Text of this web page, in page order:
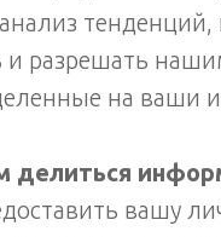
тенденций,
и разрешать
на ваши
делиться
вашу